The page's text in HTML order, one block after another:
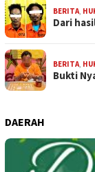
BERITA
Dari
BERITA
Bukti
DAERAH